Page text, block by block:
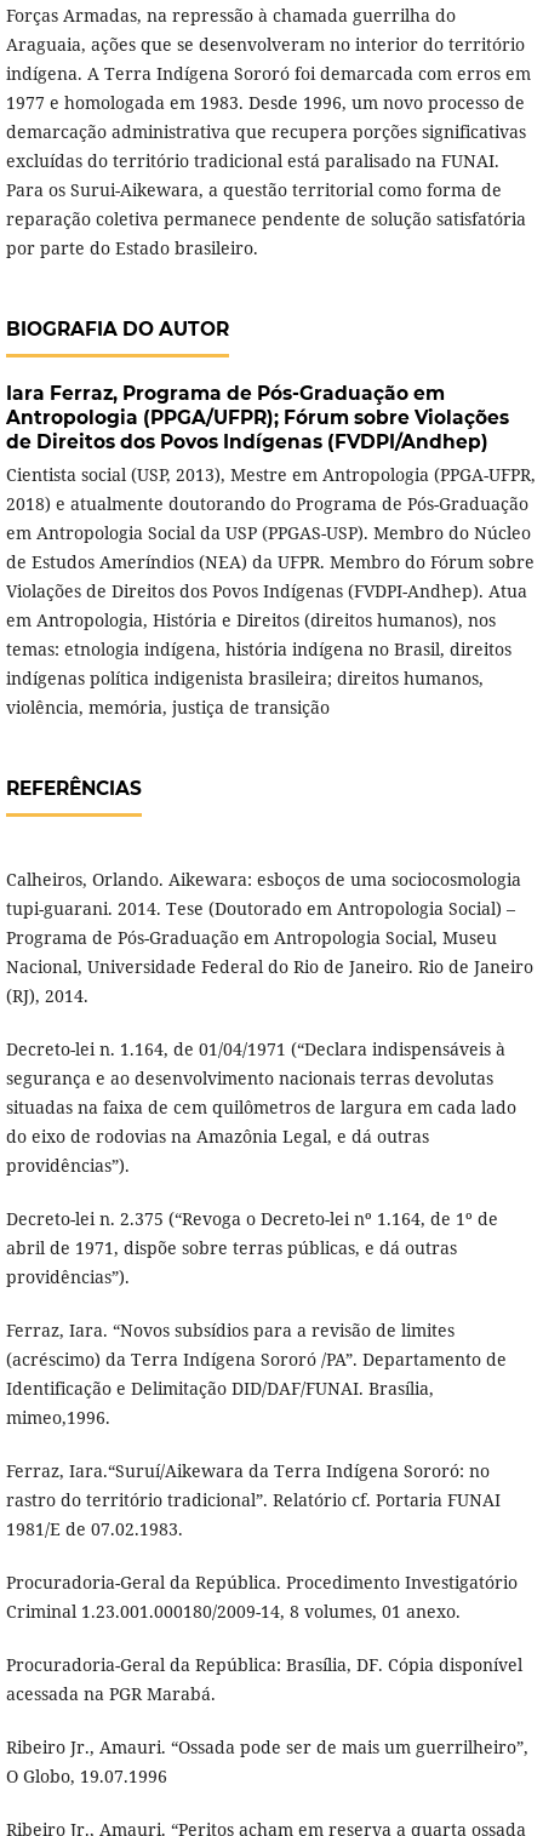
Forças Armadas, na repressão à chamada guerrilha do
Araguaia, ações que se desenvolveram no interior do território
indígena. A Terra Indígena Sororó foi demarcada com erros em
1977 e homologada em 1983. Desde 1996, um novo processo de
demarcação administrativa que recupera porções significativas
excluídas do território tradicional está paralisado na FUNAI.
Para os Surui-Aikewara, a questão territorial como forma de
reparação coletiva permanece pendente de solução satisfatória
por parte do Estado brasileiro.
BIOGRAFIA DO AUTOR
Iara Ferraz, Programa de Pós-Graduação em
Antropologia (PPGA/UFPR); Fórum sobre Violações
de Direitos dos Povos Indígenas (FVDPI/Andhep)
Cientista social (USP, 2013), Mestre em Antropologia (PPGA-UFPR,
2018) e atualmente doutorando do Programa de Pós-Graduação
em Antropologia Social da USP (PPGAS-USP). Membro do Núcleo
de Estudos Ameríndios (NEA) da UFPR. Membro do Fórum sobre
Violações de Direitos dos Povos Indígenas (FVDPI-Andhep). Atua
em Antropologia, História e Direitos (direitos humanos), nos
temas: etnologia indígena, história indígena no Brasil, direitos
indígenas política indigenista brasileira; direitos humanos,
violência, memória, justiça de transição
REFERÊNCIAS
Calheiros, Orlando. Aikewara: esboços de uma sociocosmologia
tupi-guarani. 2014. Tese (Doutorado em Antropologia Social) –
Programa de Pós-Graduação em Antropologia Social, Museu
Nacional, Universidade Federal do Rio de Janeiro. Rio de Janeiro
(RJ), 2014.
Decreto-lei n. 1.164, de 01/04/1971 (“Declara indispensáveis à
segurança e ao desenvolvimento nacionais terras devolutas
situadas na faixa de cem quilômetros de largura em cada lado
do eixo de rodovias na Amazônia Legal, e dá outras
providências”).
Decreto-lei n. 2.375 (“Revoga o Decreto-lei nº 1.164, de 1º de
abril de 1971, dispõe sobre terras públicas, e dá outras
providências”).
Ferraz, Iara. “Novos subsídios para a revisão de limites
(acréscimo) da Terra Indígena Sororó /PA”. Departamento de
Identificação e Delimitação DID/DAF/FUNAI. Brasília,
mimeo,1996.
Ferraz, Iara.“Suruí/Aikewara da Terra Indígena Sororó: no
rastro do território tradicional”. Relatório cf. Portaria FUNAI
1981/E de 07.02.1983.
Procuradoria-Geral da República. Procedimento Investigatório
Criminal 1.23.001.000180/2009-14, 8 volumes, 01 anexo.
Procuradoria-Geral da República: Brasília, DF. Cópia disponível
acessada na PGR Marabá.
Ribeiro Jr., Amauri. “Ossada pode ser de mais um guerrilheiro”,
O Globo, 19.07.1996
Ribeiro Jr., Amauri. “Peritos acham em reserva a quarta ossada